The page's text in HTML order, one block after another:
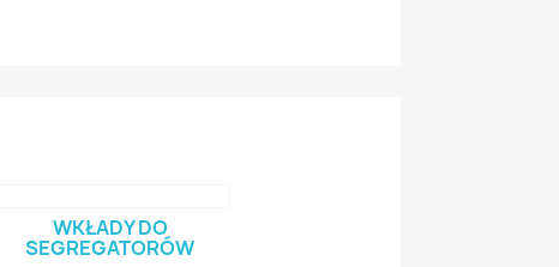
WKŁADY DO
SEGREGATORÓW